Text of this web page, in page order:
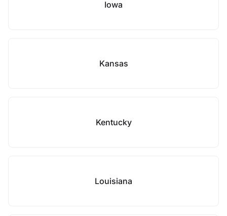
Iowa
Kansas
Kentucky
Louisiana